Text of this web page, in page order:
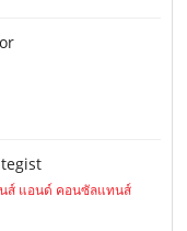
ส์ แอนด์ คอนซัลแทนส์